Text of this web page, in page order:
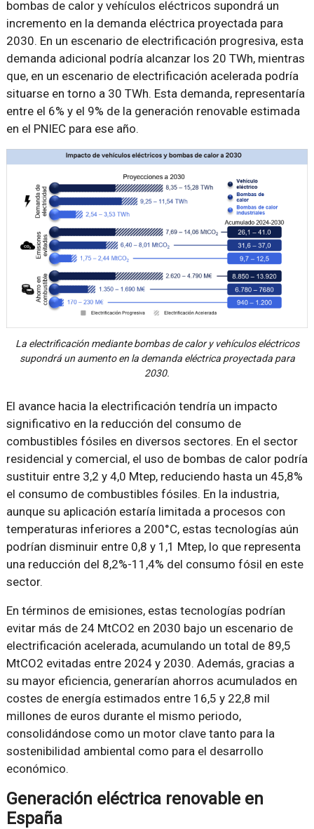
bombas de calor y vehículos eléctricos supondrá un
incremento en la demanda eléctrica proyectada para
2030. En un escenario de electrificación progresiva, esta
demanda adicional podría alcanzar los 20 TWh, mientras
que, en un escenario de electrificación acelerada podría
situarse en torno a 30 TWh. Esta demanda, representaría
entre el 6% y el 9% de la generación renovable estimada
en el PNIEC para ese año.
La electrificación mediante bombas de calor y vehículos eléctricos
supondrá un aumento en la demanda eléctrica proyectada para
2030.
El avance hacia la electrificación tendría un impacto
significativo en la reducción del consumo de
combustibles fósiles en diversos sectores. En el sector
residencial y comercial, el uso de bombas de calor podría
sustituir entre 3,2 y 4,0 Mtep, reduciendo hasta un 45,8%
el consumo de combustibles fósiles. En la industria,
aunque su aplicación estaría limitada a procesos con
temperaturas inferiores a 200°C, estas tecnologías aún
podrían disminuir entre 0,8 y 1,1 Mtep, lo que representa
una reducción del 8,2%-11,4% del consumo fósil en este
sector.
En términos de emisiones, estas tecnologías podrían
evitar más de 24 MtCO2 en 2030 bajo un escenario de
electrificación acelerada, acumulando un total de 89,5
MtCO2 evitadas entre 2024 y 2030. Además, gracias a
su mayor eficiencia, generarían ahorros acumulados en
costes de energía estimados entre 16,5 y 22,8 mil
millones de euros durante el mismo periodo,
consolidándose como un motor clave tanto para la
sostenibilidad ambiental como para el desarrollo
económico.
Generación eléctrica renovable en
España